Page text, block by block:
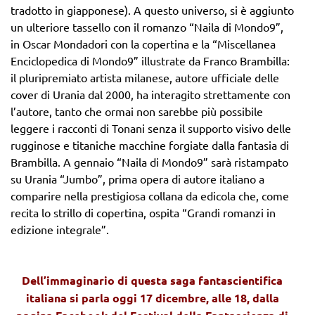
tradotto in giapponese). A questo universo, si è aggiunto
un ulteriore tassello con il romanzo “Naila di Mondo9”,
in Oscar Mondadori con la copertina e la “Miscellanea
Enciclopedica di Mondo9” illustrate da Franco Brambilla:
il pluripremiato artista milanese, autore ufficiale delle
cover di Urania dal 2000, ha interagito strettamente con
l’autore, tanto che ormai non sarebbe più possibile
leggere i racconti di Tonani senza il supporto visivo delle
rugginose e titaniche macchine forgiate dalla fantasia di
Brambilla. A gennaio “Naila di Mondo9” sarà ristampato
su Urania “Jumbo”, prima opera di autore italiano a
comparire nella prestigiosa collana da edicola che, come
recita lo strillo di copertina, ospita “Grandi romanzi in
edizione integrale”.
Dell’immaginario di questa saga fantascientifica
italiana si parla oggi 17 dicembre, alle 18, dalla